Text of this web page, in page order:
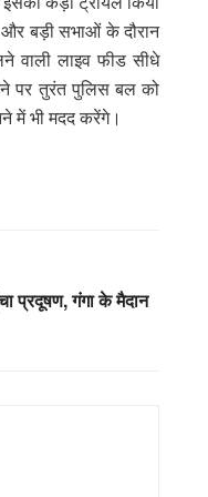
बड़ी सभाओं के दौरान
वाली लाइव फीड सीधे
पर तुरंत पुलिस बल को
में भी मदद करेंगे।
प्रदूषण, गंगा के मैदान